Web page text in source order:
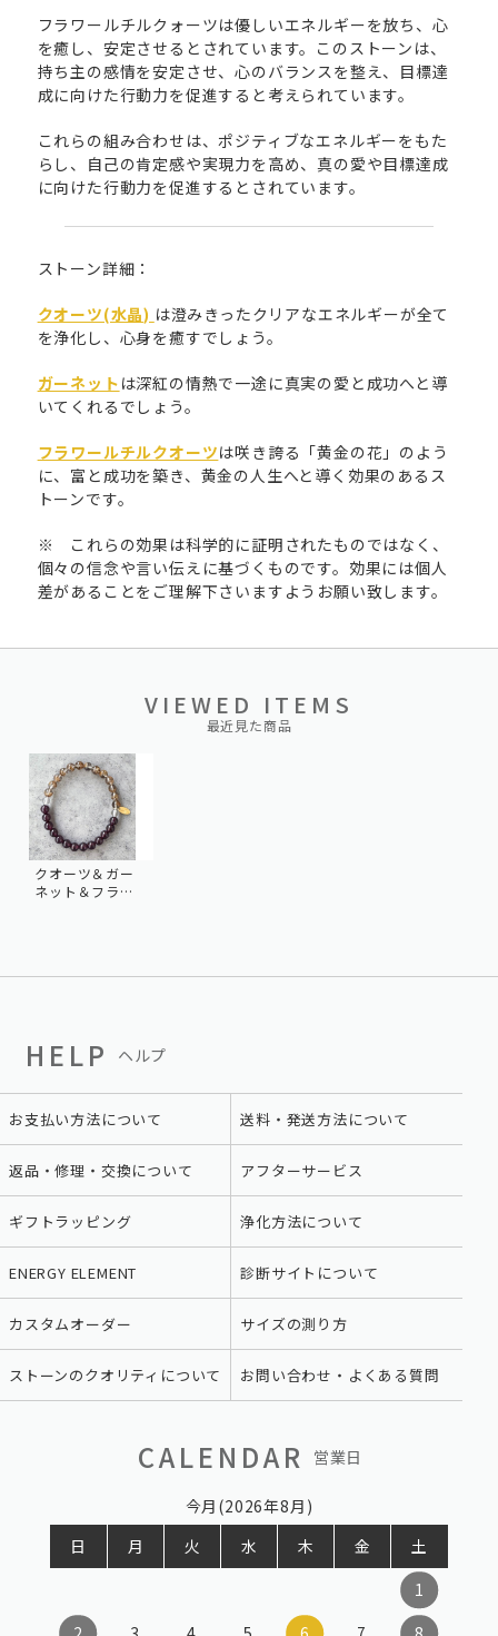
フラワールチルクォーツは優しいエネルギーを放ち、心
を癒し、安定させるとされています。このストーンは、
持ち主の感情を安定させ、心のバランスを整え、目標達
成に向けた行動力を促進すると考えられています。
これらの組み合わせは、ポジティブなエネルギーをもた
らし、自己の肯定感や実現力を高め、真の愛や目標達成
に向けた行動力を促進するとされています。
ストーン詳細：
クオーツ(水晶) は澄みきったクリアなエネルギーが全て
を浄化し、心身を癒すでしょう。
ガーネット は深紅の情熱で一途に真実の愛と成功へと導
いてくれるでしょう。
フラワールチルクオーツは咲き誇る「黄金の花」のよう
に、富と成功を築き、黄金の人生へと導く効果のあるス
トーンです。
※ これらの効果は科学的に証明されたものではなく、
個々の信念や言い伝えに基づくものです。効果には個人
差があることをご理解下さいますようお願い致します。
VIEWED ITEMS
最近見た商品
クオーツ＆ガー
ネット＆フラワ
HELP ヘルプ
お支払い方法について 送料・発送方法について
返品・修理・交換について アフターサービス
ギフトラッピング 浄化方法について
ENERGY ELEMENT 診断サイトについて
カスタムオーダー サイズの測り方
ストーンのクオリティについて お問い合わせ・よくある質問
CALENDAR 営業日
今月(2026年8月)
日
月 火 水 木 金
土
1